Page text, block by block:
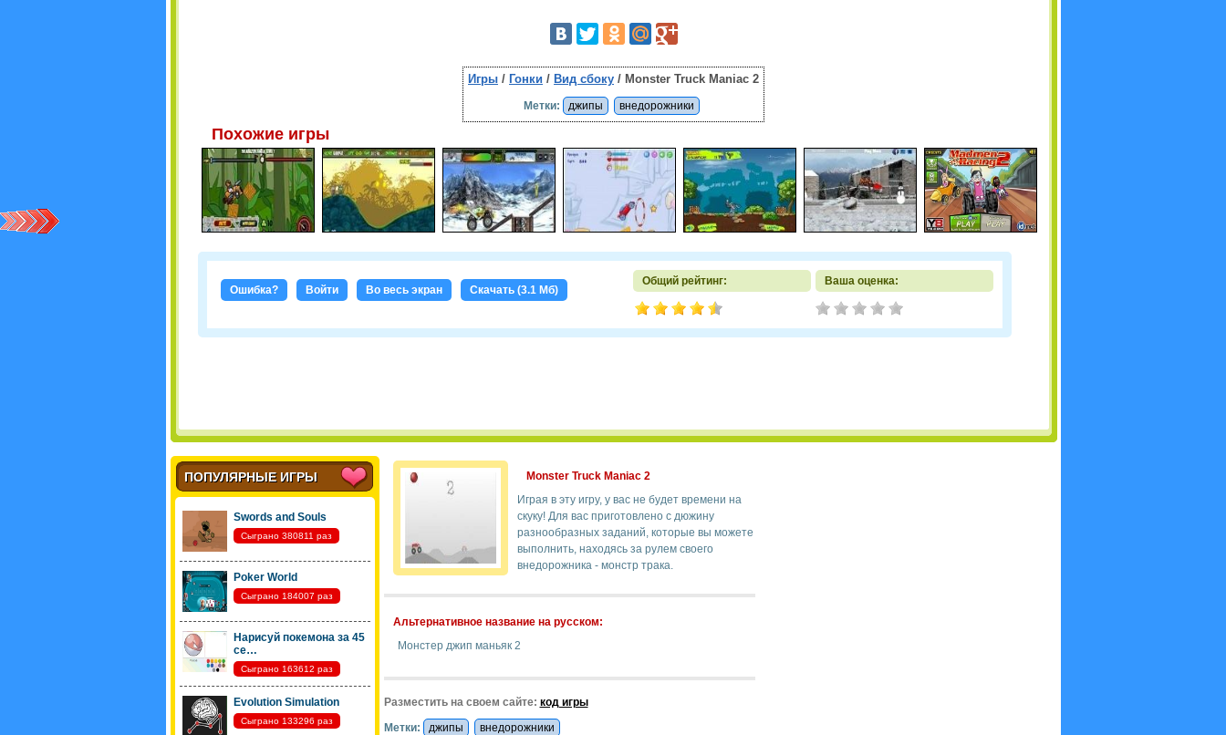
Игры / Гонки / Вид сбоку / Monster Truck Maniac 2
Метки: джипы внедорожники
Похожие игры
Ошибка? Войти Во весь экран Скачать (3.1 Мб)
Общий рейтинг: Ваша оценка:
ПОПУЛЯРНЫЕ ИГРЫ
Swords and Souls
Сыграно 380811 раз
Poker World
Сыграно 184007 раз
Нарисуй покемона за 45
се…
Сыграно 163612 раз
Evolution Simulation
Сыграно 133296 раз
Monster Truck Maniac 2
Играя в эту игру, у вас не будет времени на
скуку! Для вас приготовлено с дюжину
разнообразных заданий, которые вы можете
выполнить, находясь за рулем своего
внедорожника - монстр трака.
Альтернативное название на русском:
Монстер джип маньяк 2
Разместить на своем сайте: код игры
Метки:
джипы внедорожники